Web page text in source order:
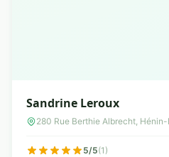
Sandrine Leroux
280 Rue Berthie Albrecht,
5/5(1)